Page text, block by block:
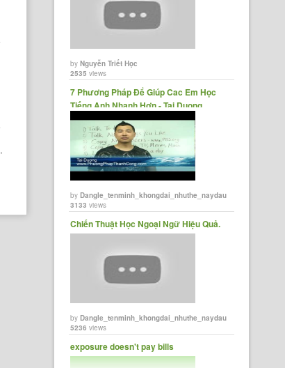
byNguyễn Triết Học
2535 views
7 Phương Pháp Để Giúp Cac Em Học
Tiếng Anh Nhanh Hơn - Tai Duong
byDangle_tenminh_khongdai_nhuthe_naydau
3133 views
Chiến Thuật Học Ngoại Ngữ Hiệu Quả.
byDangle_tenminh_khongdai_nhuthe_naydau
5236 views
exposure doesn't pay bills